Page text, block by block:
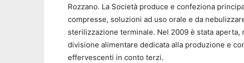
Rozzano. La Società produce e confeziona
compresse, soluzioni ad uso orale e da
sterilizzazione terminale. Nel 2009 è stata
divisione alimentare dedicata alla produzione e
effervescenti in conto terzi.